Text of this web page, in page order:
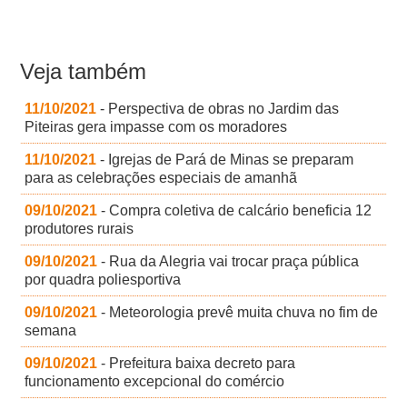
Veja também
11/10/2021 - Perspectiva de obras no Jardim das
Piteiras gera impasse com os moradores
11/10/2021 - Igrejas de Pará de Minas se preparam
para as celebrações especiais de amanhã
09/10/2021 - Compra coletiva de calcário beneficia 12
produtores rurais
09/10/2021 - Rua da Alegria vai trocar praça pública
por quadra poliesportiva
09/10/2021 - Meteorologia prevê muita chuva no fim de
semana
09/10/2021 - Prefeitura baixa decreto para
funcionamento excepcional do comércio